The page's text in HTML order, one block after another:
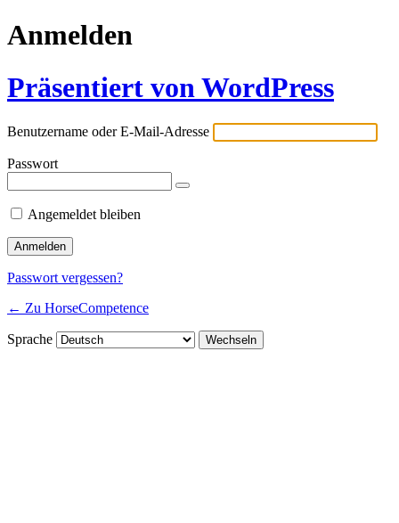
Anmelden
Präsentiert von WordPress
Benutzername oder E-Mail-Adresse
Passwort
Angemeldet bleiben
Passwort vergessen?
← Zu HorseCompetence
Sprache